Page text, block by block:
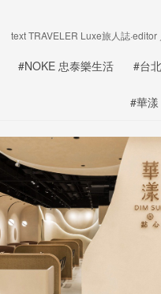
text TRAVELER Luxe旅人誌
#NOKE 忠泰樂生活 #台北
#華